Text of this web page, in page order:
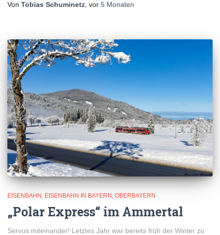
Von Tobias Schuminetz, vor 5 Monaten
EISENBAHN EISENBAHN IN BAYERN OBERBAYERN
„Polar Express“ im Ammertal
Servus miteinander! Letztes Jahr war bereits früh der Winter zu